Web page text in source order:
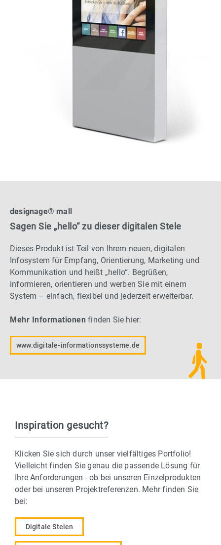
designage® mall
Sagen Sie „hello“ zu dieser digitalen Stele
Dieses Produkt ist Teil von Ihrem neuen, digitalen
Infosystem für Empfang, Orientierung, Marketing und
Kommunikation und heißt „hello“. Begrüßen,
informieren, orientieren und werben Sie mit einem
System – einfach, flexibel und jederzeit erweiterbar.
Mehr Informationen finden Sie hier:
www.digitale-informationssysteme.de
Inspiration gesucht?
Klicken Sie sich durch unser vielfältiges Portfolio!
Vielleicht finden Sie genau die passende Lösung für
Ihre Anforderungen - ob bei unseren Einzelprodukten
oder bei unseren Projektreferenzen. Mehr finden Sie
bei:
Digitale Stelen